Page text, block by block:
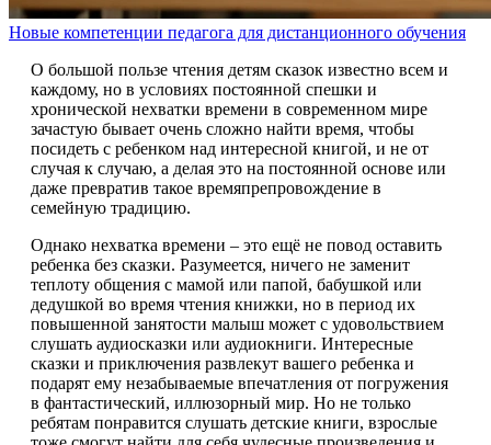
Новые компетенции педагога для дистанционного обучения
О большой пользе чтения детям сказок известно всем и
каждому, но в условиях постоянной спешки и
хронической нехватки времени в современном мире
зачастую бывает очень сложно найти время, чтобы
посидеть с ребенком над интересной книгой, и не от
случая к случаю, а делая это на постоянной основе или
даже превратив такое времяпрепровождение в
семейную традицию.
Однако нехватка времени – это ещё не повод оставить
ребенка без сказки. Разумеется, ничего не заменит
теплоту общения с мамой или папой, бабушкой или
дедушкой во время чтения книжки, но в период их
повышенной занятости малыш может с удовольствием
слушать аудиосказки или аудиокниги. Интересные
сказки и приключения развлекут вашего ребенка и
подарят ему незабываемые впечатления от погружения
в фантастический, иллюзорный мир. Но не только
ребятам понравится слушать детские книги, взрослые